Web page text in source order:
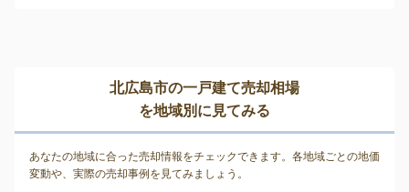
北広島市の一戸建て売却相場
を地域別に見てみる
あなたの地域に合った売却情報をチェックできます。各地域ごとの地価
変動や、実際の売却事例を見てみましょう。